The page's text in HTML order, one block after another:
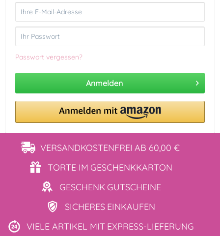
Passwort vergessen?
Anmelden
VERSANDKOSTENFREI AB 60,00 €
TORTE IM GESCHENKKARTON
GESCHENK GUTSCHEINE
SICHERES EINKAUFEN
VIELE ARTIKEL MIT EXPRESS-LIEFERUNG